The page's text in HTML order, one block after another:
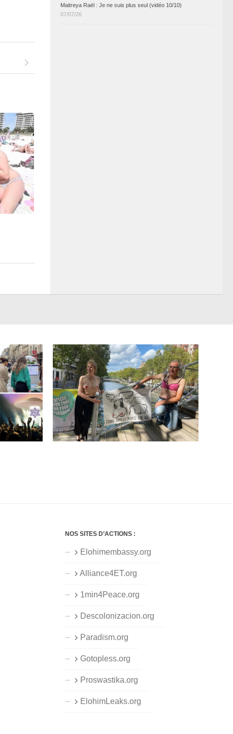
Maitreya Raël : Je ne suis plus seul (vidéo 10/10)
07/07/26
NOS SITES D’ACTIONS :
Elohimembassy.org
Alliance4ET.org
1min4Peace.org
Descolonizacion.org
Paradism.org
Gotopless.org
Proswastika.org
ElohimLeaks.org